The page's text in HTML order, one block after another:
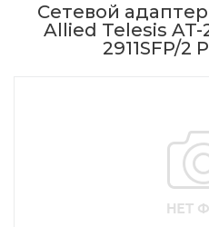
Сетевой
Allied Telesis AT-
2911SFP/2